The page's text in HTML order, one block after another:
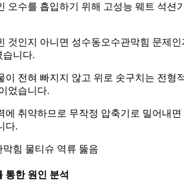
오수를 흡입하기 위해 고성능 웨트 석션
것인지 아니면 성수동오수관막힘 문제인
습니다.
이 전혀 빠지지 않고 위로 솟구치는 전형
었습니다.
에 취약하므로 무작정 압축기로 밀어내면
다.
힘 물티슈 역류 뚫음
통한 원인 분석